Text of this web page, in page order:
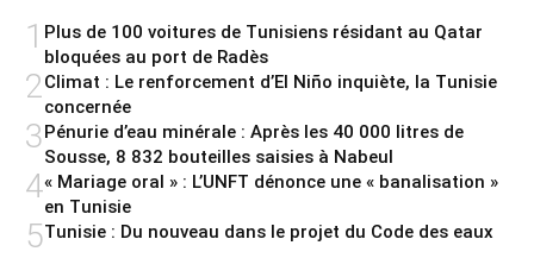
1 Plus de 100 voitures de Tunisiens résidant au Qatar
bloquées au port de Radès
2Climat : Le renforcement d’El Niño inquiète, la Tunisie
concernée
3Pénurie d’eau minérale : Après les 40 000 litres de
Sousse, 8 832 bouteilles saisies à Nabeul
4« Mariage oral » : L’UNFT dénonce une « banalisation »
en Tunisie
5Tunisie : Du nouveau dans le projet du Code des eaux